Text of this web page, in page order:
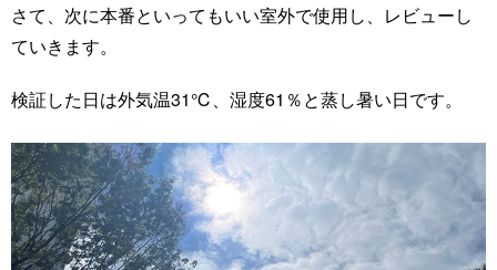
さて、次に本番といってもいい室外で使用し、レビューし
ていきます。
検証した日は外気温31℃、湿度61％と蒸し暑い日です。